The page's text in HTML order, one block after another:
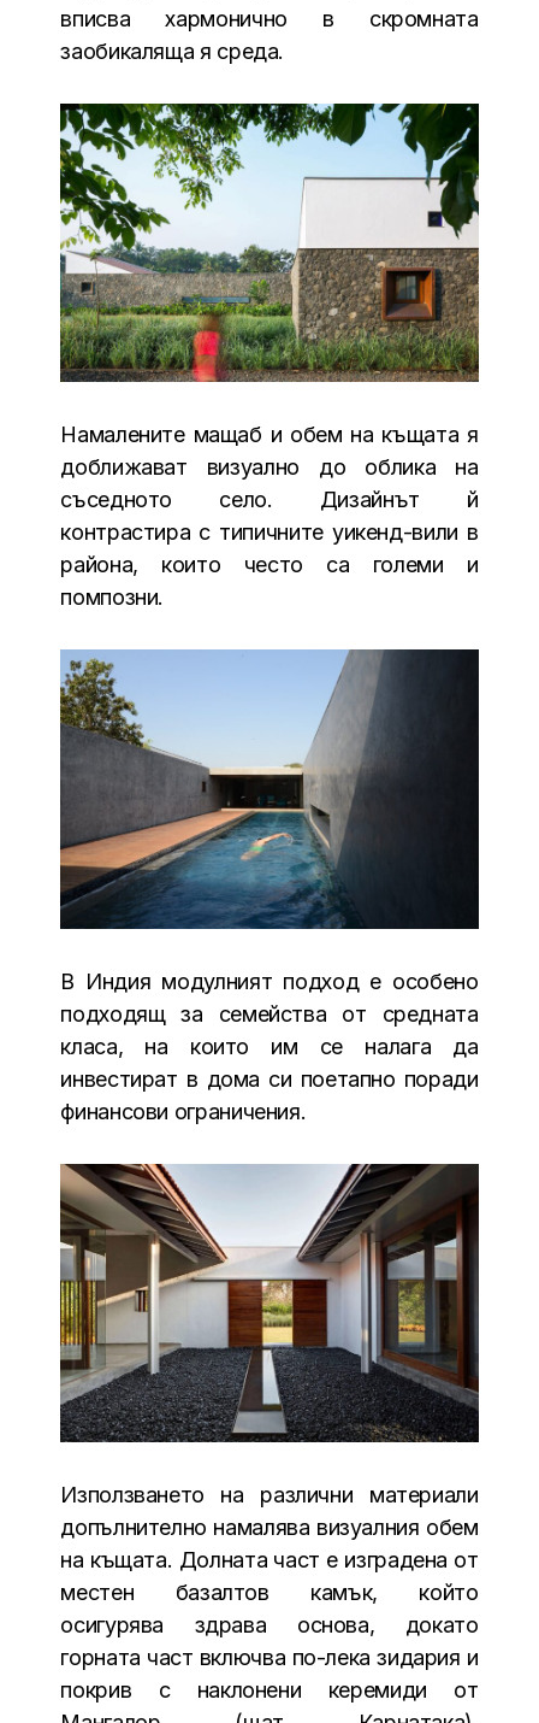
вписва хармонично в скромната
заобикаляща я среда.
Намалените мащаб и обем на къщата я
доближават визуално до облика на
съседното село. Дизайнът й
контрастира с типичните уикенд-вили в
района, които често са големи и
помпозни.
В Индия модулният подход е особено
подходящ за семейства от средната
класа, на които им се налага да
инвестират в дома си поетапно поради
финансови ограничения.
Използването на различни материали
допълнително намалява визуалния обем
на къщата. Долната част е изградена от
местен базалтов камък, който
осигурява здрава основа, докато
горната част включва по-лека зидария и
покрив с наклонени керемиди от